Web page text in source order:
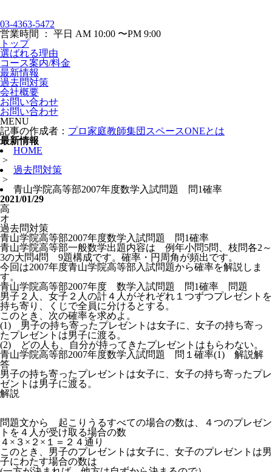
03-4363-5472
営業時間 ： 平日 AM 10:00 〜PM 9:00
トップ
選ばれる理由
コース案内/料金
最新情報
過去問対策
会社概要
お問い合わせ
お問い合わせ
MENU
記事の作成者： プロ家庭教師集団スペースONEとは
最新情報
HOME
>
過去問対策
>
青山学院高等部2007年度数学入試問題 問1確率
2021/01/29
高
オ
過去問対策
青山学院高等部2007年度数学入試問題 問1確率
青山学院高等部一般数学出題内容は 例年小問5問、枝問各2～
3の大問4問 9題構成です。確率・円周角が頻出です。
今回は2007年度青山学院高等部入試問題から確率を解説しま
す。
青山学院高等部2007年度 数学入試問題 問1確率 問題
男子２人、女子２人の計４人がそれぞれ１つずつプレゼントを
持ち寄り、くじで全員に分けるとする。
このとき、次の確率を求めよ。
(1) 男子の持ち寄ったプレゼントは女子に、女子の持ち寄っ
たプレゼントは男子に渡る。
(2) どの人も、自分が持ってきたプレゼントはもらわない。
青山学院高等部2007年度数学入試問題 問１確率(1) 解説解
答
男子の持ち寄ったプレゼントは女子に、女子の持ち寄ったプレ
ゼントは男子に渡る。
解説
問題文から 起こりうるすべての場合の数は、４つのプレゼン
トを４人が受け取る場合の数
４×３×２×１＝２４通り
このとき、男子のプレゼントは女子に、女子のプレゼントは男
子にわたす場合の数は